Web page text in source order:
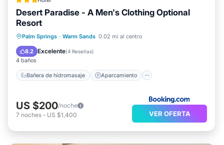
Desert Paradise - A Men's Clothing Optional
Resort
Palm Springs · Warm Sands 0.02 mi al centro
8.2 Excelente(4 Reseñas)
4 baños
Bañera de hidromasaje Aparcamiento
Bañera de hidromasaje
Aparcamiento
Piscina
Aire acondicionado
US $200/noche
7 noches - US $1,400 VER OFERTA